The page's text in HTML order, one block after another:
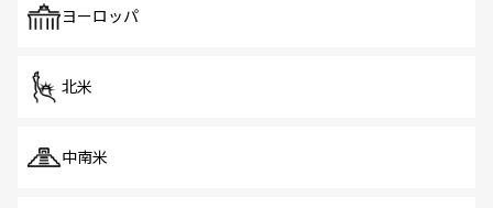
で、ホーカーズは地元の風情を楽しめる外せないスポット
ヨーロッパ
北米
中南米